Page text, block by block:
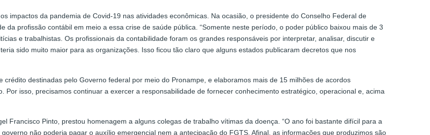
impactos da pandemia de Covid-19 nas atividades econômicas. Na ocasião, o presidente do Conselho Federal de
da profissão contábil em meio a essa crise de saúde pública. “Somente neste período, o poder público baixou mais de 3
e trabalhistas. Os profissionais da contabilidade foram os grandes responsáveis por interpretar, analisar, discutir e
sido muito maior para as organizações. Isso ficou tão claro que alguns estados publicaram decretos que nos
crédito destinadas pelo Governo federal por meio do Pronampe, e elaboramos mais de 15 milhões de acordos
Por isso, precisamos continuar a exercer a responsabilidade de fornecer conhecimento estratégico, operacional e, acima
Francisco Pinto, prestou homenagem a alguns colegas de trabalho vítimas da doença. “O ano foi bastante difícil para a
não poderia pagar o auxílio emergencial nem a antecipação do FGTS. Afinal, as informações que produzimos são